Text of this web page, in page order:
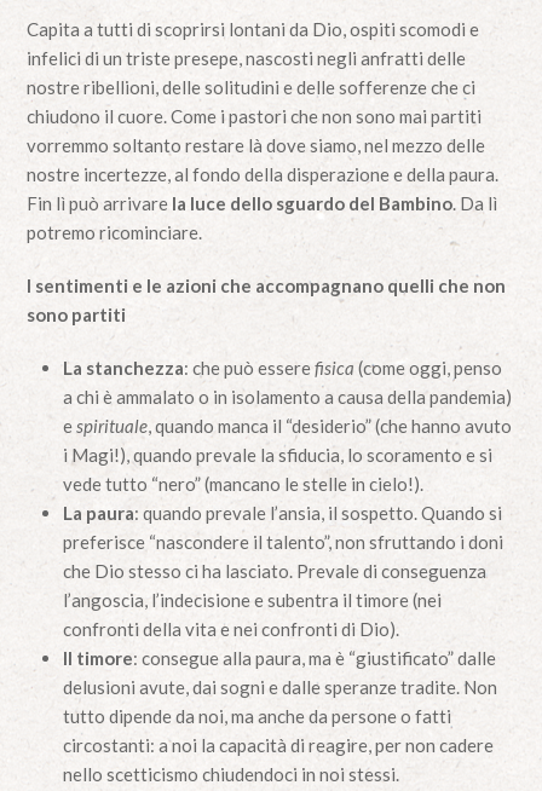
Capita a tutti di scoprirsi lontani da Dio, ospiti scomodi e
infelici di un triste presepe, nascosti negli anfratti delle
nostre ribellioni, delle solitudini e delle sofferenze che ci
chiudono il cuore. Come i pastori che non sono mai partiti
vorremmo soltanto restare là dove siamo, nel mezzo delle
nostre incertezze, al fondo della disperazione e della paura.
Fin lì può arrivare la luce dello sguardo del Bambino. Da lì
potremo ricominciare.
I sentimenti e le azioni che accompagnano quelli che non
sono partiti
La stanchezza: che può esserefisica (come oggi, penso
a chi è ammalato o in isolamento a causa della pandemia)
espirituale, quando manca il “desiderio” (che hanno avuto
i Magi!), quando prevale la sfiducia, lo scoramento e si
vede tutto “nero” (mancano le stelle in cielo!).
La paura: quando prevale l’ansia, il sospetto. Quando si
preferisce “nascondere il talento”, non sfruttando i doni
che Dio stesso ci ha lasciato. Prevale di conseguenza
l’angoscia, l’indecisione e subentra il timore (nei
confronti della vita e nei confronti di Dio).
Il timore: consegue alla paura, ma è “giustificato” dalle
delusioni avute, dai sogni e dalle speranze tradite. Non
tutto dipende da noi, ma anche da persone o fatti
circostanti: a noi la capacità di reagire, per non cadere
nello scetticismo chiudendoci in noi stessi.